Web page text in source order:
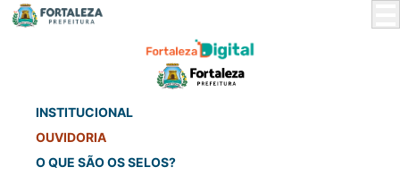
INSTITUCIONAL
OUVIDORIA
O QUE SÃO OS SELOS?